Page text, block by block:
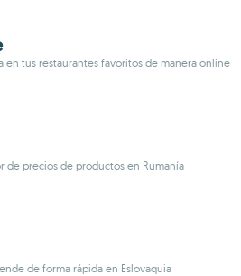
en tus restaurantes favoritos de manera online
de precios de productos en Rumanía
de forma rápida en Eslovaquia